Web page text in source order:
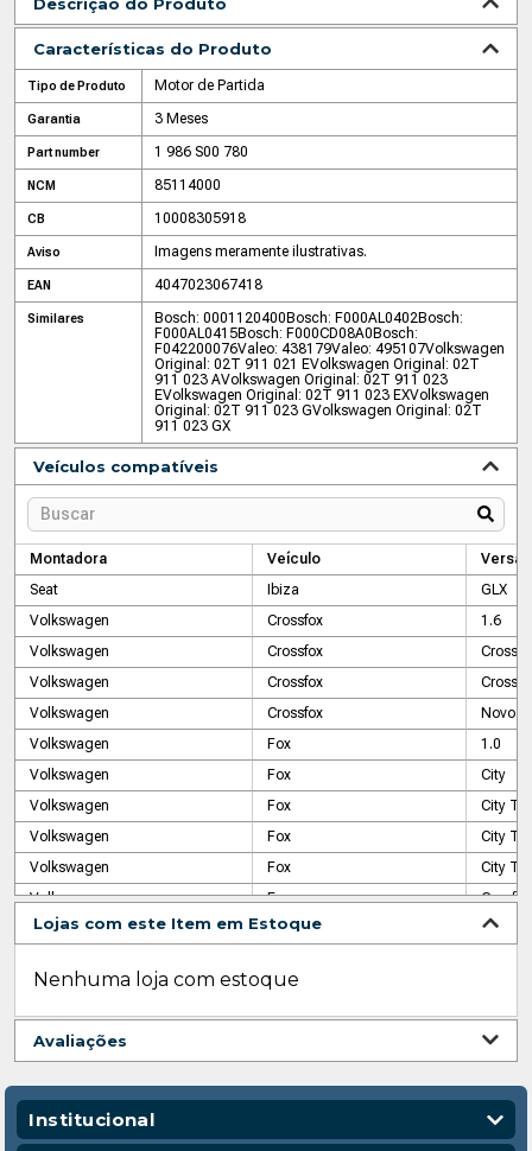
Características do Produto
Tipo de Produto Motor de Partida
Garantia 3 Meses
Part number 1 986 S00 780
NCM 85114000
CB 10008305918
Aviso Imagens meramente ilustrativas.
EAN 4047023067418
Similares Bosch: 0001120400 Bosch: F000AL0402Bosch:
F000AL0415Bosch: F000CD08A0 Bosch:
F042200076Valeo: 438179Valeo: 495107Volkswagen
Original: 02T 911 021 EVolkswagen Original: 02T
911 023 AVolkswagen Original: 02T 911 023
EVolkswagen Original: 02T 911 023 EXVolkswagen
Original: 02T 911 023 GVolkswagen Original: 02T
911 023 GX
Veículos compatíveis
Montadora Veículo
Versão
Seat
Ibiza
GLX
Volkswagen
Crossfox
1.6
Volkswagen
Crossfox
Volkswagen
Crossfox
Volkswagen
Crossfox
Novo
Volkswagen
Fox
1.0
Volkswagen
Fox
City
Volkswagen
Fox
City
Volkswagen
Fox
City
Volkswagen
Fox
City
Volkswagen
Fox
Volkswagen
Fox
Volkswagen
Fox
Volkswagen
Fox
Volkswagen
Volkswagen
Fox
I-
Volkswagen
MI
Volkswagen
Fox MI
Lojas com este Item em Estoque
Nenhuma loja com estoque
Avaliações
Institucional